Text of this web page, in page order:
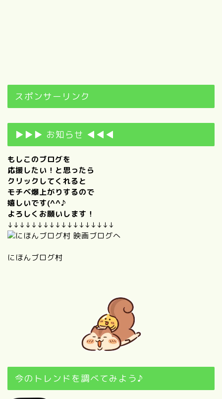
スポンサーリンク
▶▶▶ お知らせ ◀◀◀
もしこのブログを
応援したい！と思ったら
クリックしてくれると
モチベ爆上がりするので
嬉しいです(^^♪
よろしくお願いします！
↓↓↓↓↓↓↓↓↓↓↓↓↓↓↓↓↓↓
にほんブログ村
今のトレンドを調べてみよう♪